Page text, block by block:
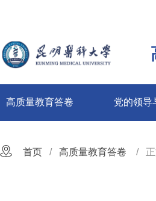
高质量教育答卷 党的领导
首页 高质量教育答卷